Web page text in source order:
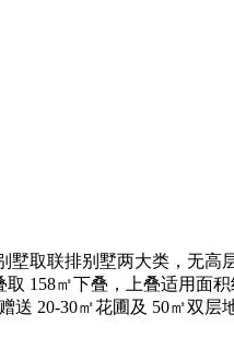
墅取联排别墅两大类，无
158㎡下叠，上叠适用面
送 20-30㎡花圃及 50㎡双